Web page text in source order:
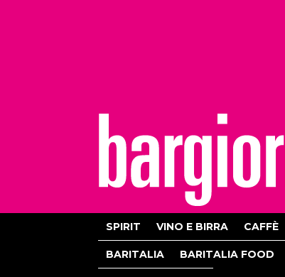
SPIRIT VINO E BIRRA CAFFÈ
BARITALIA BARITALIA FOOD